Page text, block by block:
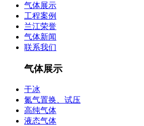
气体展示
工程案例
兰江荣誉
气体新闻
联系我们
气体展示
干冰
氮气置换、试压
高纯气体
液态气体